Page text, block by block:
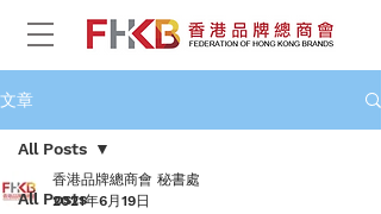
文章
All Posts
All Posts
香港品牌總商會 秘書處
2021年6月19日